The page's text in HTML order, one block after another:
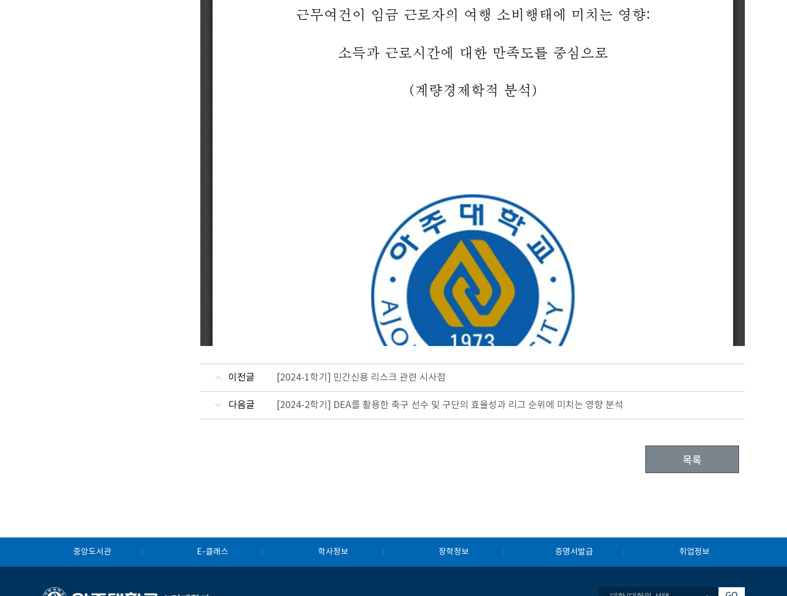
이전글 [2024-1학기] 민간신용 리스크 관련 시사점
다음글 [2024-2학기] DEA를 활용한 축구 선수 및 구단의 효율성과 리그 순위에 미치는 영향 분석
목록
중앙도서관 E-클래스 학사정보 장학정보 증명서발급 취업정보